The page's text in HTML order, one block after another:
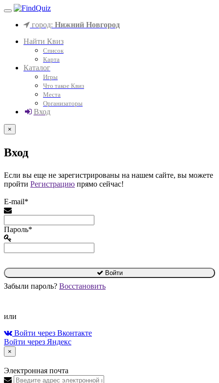
город: Нижний Новгород
Найти Квиз
Список
Карта
Каталог
Игры
Что такое Квиз
Места
Организаторы
Вход
×
Вход
Если вы еще не зарегистрированы на нашем сайте, вы можете
пройти Регистрацию прямо сейчас!
E-mail*
Пароль*
Войти
Забыли пароль? Восстановить
или
Войти через Вконтакте
Войти через Яндекс
×
Электронная почта